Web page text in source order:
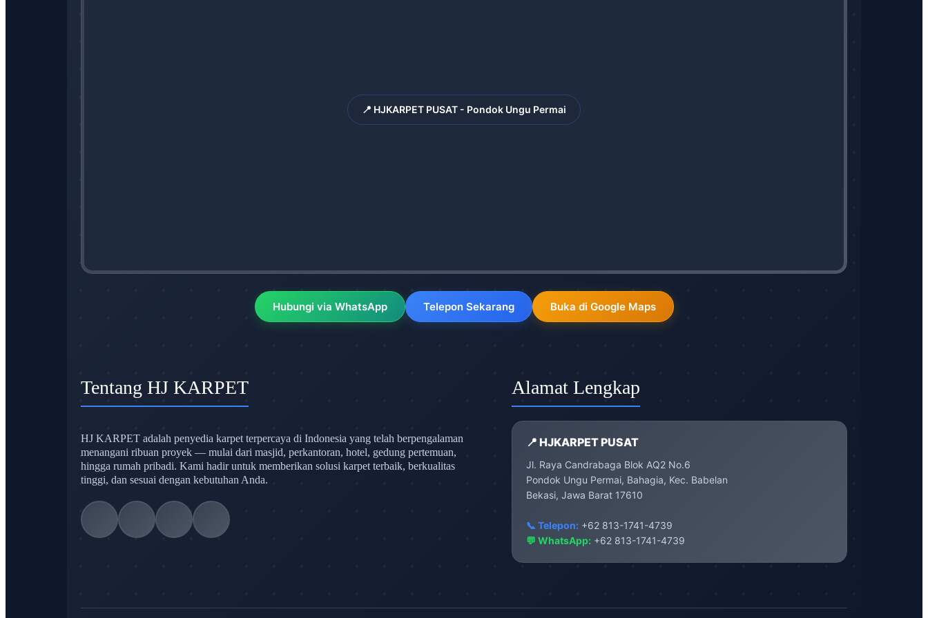
📍 HJKARPET PUSAT - Pondok Ungu Permai
Hubungi via WhatsApp Telepon Sekarang Buka di Google Maps
Tentang HJ KARPET
HJ KARPET adalah penyedia karpet terpercaya di Indonesia yang telah berpengalaman
menangani ribuan proyek — mulai dari masjid, perkantoran, hotel, gedung pertemuan,
hingga rumah pribadi. Kami hadir untuk memberikan solusi karpet terbaik, berkualitas
tinggi, dan sesuai dengan kebutuhan Anda.
Alamat Lengkap
📍 HJKARPET PUSAT
Jl. Raya Candrabaga Blok AQ2 No.6
Pondok Ungu Permai, Bahagia, Kec. Babelan
Bekasi, Jawa Barat 17610
📞 Telepon:+62 813-1741-4739
💬 WhatsApp: +62 813-1741-4739